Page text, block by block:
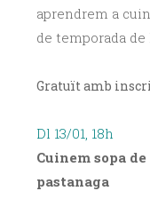
aprendrem a
de temporada de
Gratuït amb
Dl 13/01, 18h
Cuinem sopa
pastanaga